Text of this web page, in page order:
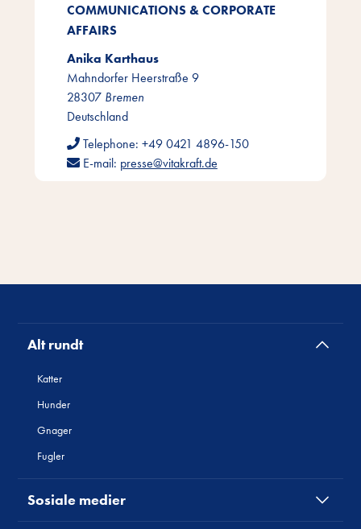
COMMUNICATIONS & CORPORATE
AFFAIRS
Anika Karthaus
Mahndorfer Heerstraße 9
28307 Bremen
Deutschland
Telephone: +49 0421 4896-150
E-mail: presse@vitakraft.de
Alt rundt
Katter
Hunder
Gnager
Fugler
Sosiale medier